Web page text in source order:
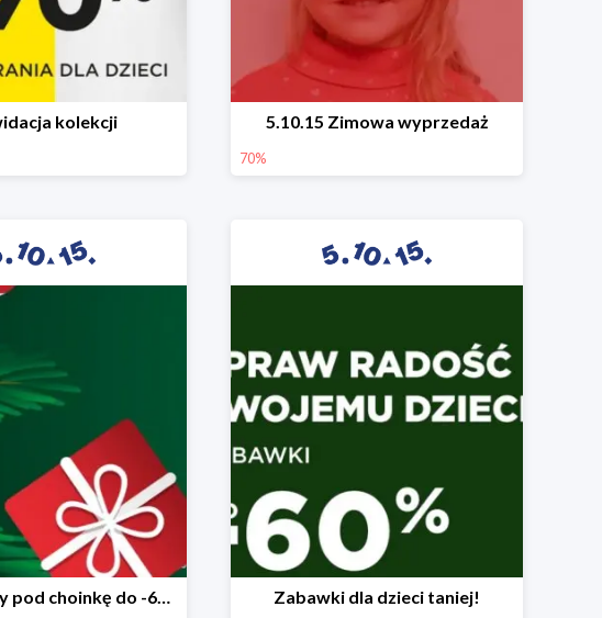
kolekcji 5.10.15 Zimowa wyprzedaż
70%
Mega rabaty pod choinkę do -60% Zabawki dla dzieci taniej!